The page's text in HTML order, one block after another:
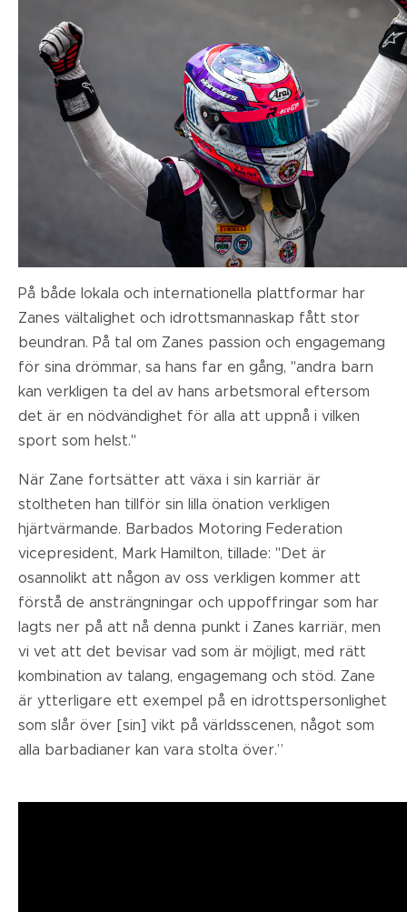
På både lokala och internationella plattformar har
Zanes vältalighet och idrottsmannaskap fått stor
beundran. På tal om Zanes passion och engagemang
för sina drömmar, sa hans far en gång, "andra barn
kan verkligen ta del av hans arbetsmoral eftersom
det är en nödvändighet för alla att uppnå i vilken
sport som helst."
När Zane fortsätter att växa i sin karriär är
stoltheten han tillför sin lilla önation verkligen
hjärtvärmande. Barbados Motoring Federation
vicepresident, Mark Hamilton, tillade: "Det är
osannolikt att någon av oss verkligen kommer att
förstå de ansträngningar och uppoffringar som har
lagts ner på att nå denna punkt i Zanes karriär, men
vi vet att det bevisar vad som är möjligt, med rätt
kombination av talang, engagemang och stöd. Zane
är ytterligare ett exempel på en idrottspersonlighet
som slår över [sin] vikt på världsscenen, något som
alla barbadianer kan vara stolta över.”